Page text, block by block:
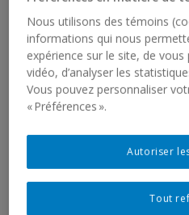
D’UN
LOGIQUE
SERVICES
Nous utilisons des témoins
informations qui nous
expérience sur le site, de
vidéo, d’analyser les
Vous pouvez personnaliser
« Préférences ».
Tout
Autoriser